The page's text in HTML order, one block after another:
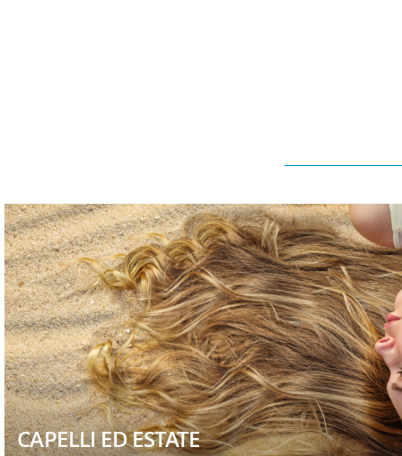
CAPELLI ED ESTATE